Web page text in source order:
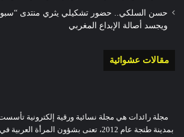
حسن السلكي.. حضور تشكيلي يثري منتدى “سبو
ويجسد أصالة الإبداع المغربي
مقالات عشوائية
مجلة رائدات هي مجلة نسائية ورقية إلكترونية
بمدينة طنجة عام 2012، تعنى بشؤون